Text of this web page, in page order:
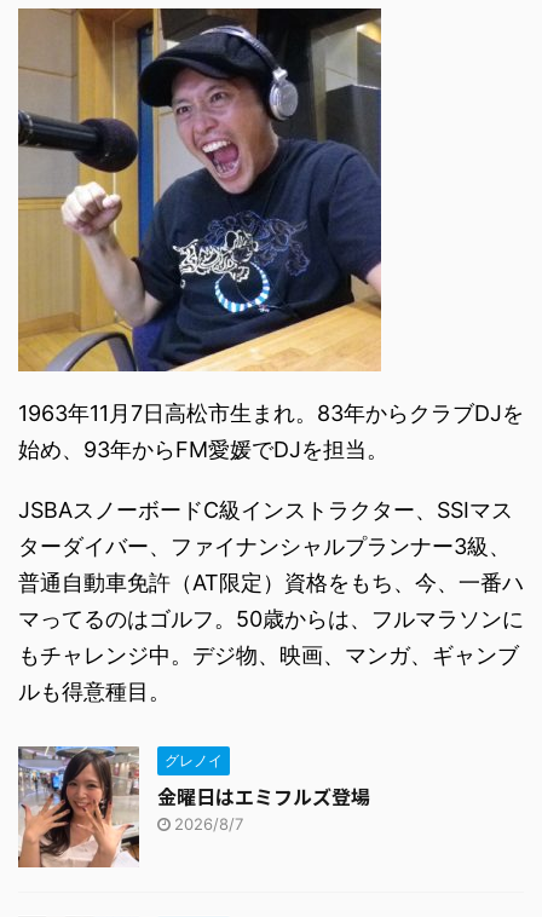
1963年11月7日高松市生まれ。83年からクラブDJを
始め、93年からFM愛媛でDJを担当。
JSBAスノーボードC級インストラクター、SSIマス
ターダイバー、ファイナンシャルプランナー3級、
普通自動車免許（AT限定）資格をもち、今、一番ハ
マってるのはゴルフ。50歳からは、フルマラソンに
もチャレンジ中。デジ物、映画、マンガ、ギャンブ
ルも得意種目。
グレノイ
金曜日はエミフルズ登場
2026/8/7